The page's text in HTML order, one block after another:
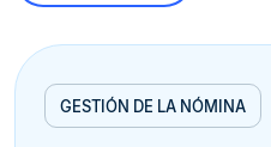
GESTIÓN DE LA NÓMINA